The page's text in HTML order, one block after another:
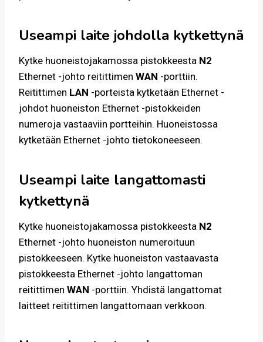
Useampi laite johdolla kytkettynä
Kytke huoneistojakamossa pistokkeesta N2
Ethernet -johto reitittimen WAN -porttiin.
Reitittimen LAN -porteista kytketään Ethernet -
johdot huoneiston Ethernet -pistokkeiden
numeroja vastaaviin portteihin. Huoneistossa
kytketään Ethernet -johto tietokoneeseen.
Useampi laite langattomasti
kytkettynä
Kytke huoneistojakamossa pistokkeesta N2
Ethernet -johto huoneiston numeroituun
pistokkeeseen. Kytke huoneiston vastaavasta
pistokkeesta Ethernet -johto langattoman
reitittimen WAN -porttiin. Yhdistä langattomat
laitteet reitittimen langattomaan verkkoon.